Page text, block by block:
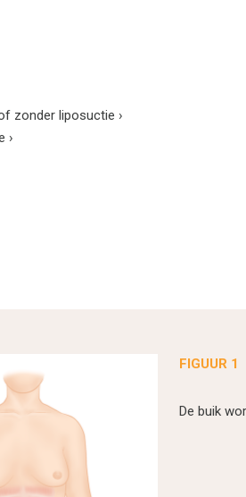
zonder liposuctie ›
›
FIGUUR 1
De buik